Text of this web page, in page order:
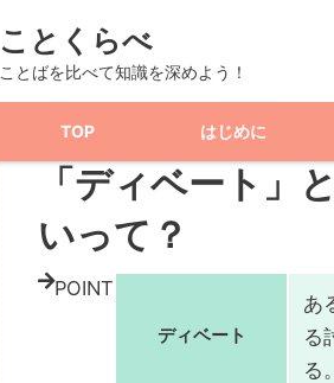
ことくらべ
ことばを比べて知識を深めよう！
TOP はじめに
TOP 記事一覧 言葉
外国語
「ディベート」
いって？
POINT
ディベート
あ
る
る 。